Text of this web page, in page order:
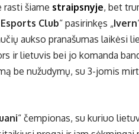
rasti šiame straipsnyje, bet
Esports Club“ pasirinkęs „Ivern
aukso pranašumas laikėsi
ir lietuvis bei jo komanda
be nužudymų, su 3-jomis
“ čempionas, su kuriuo